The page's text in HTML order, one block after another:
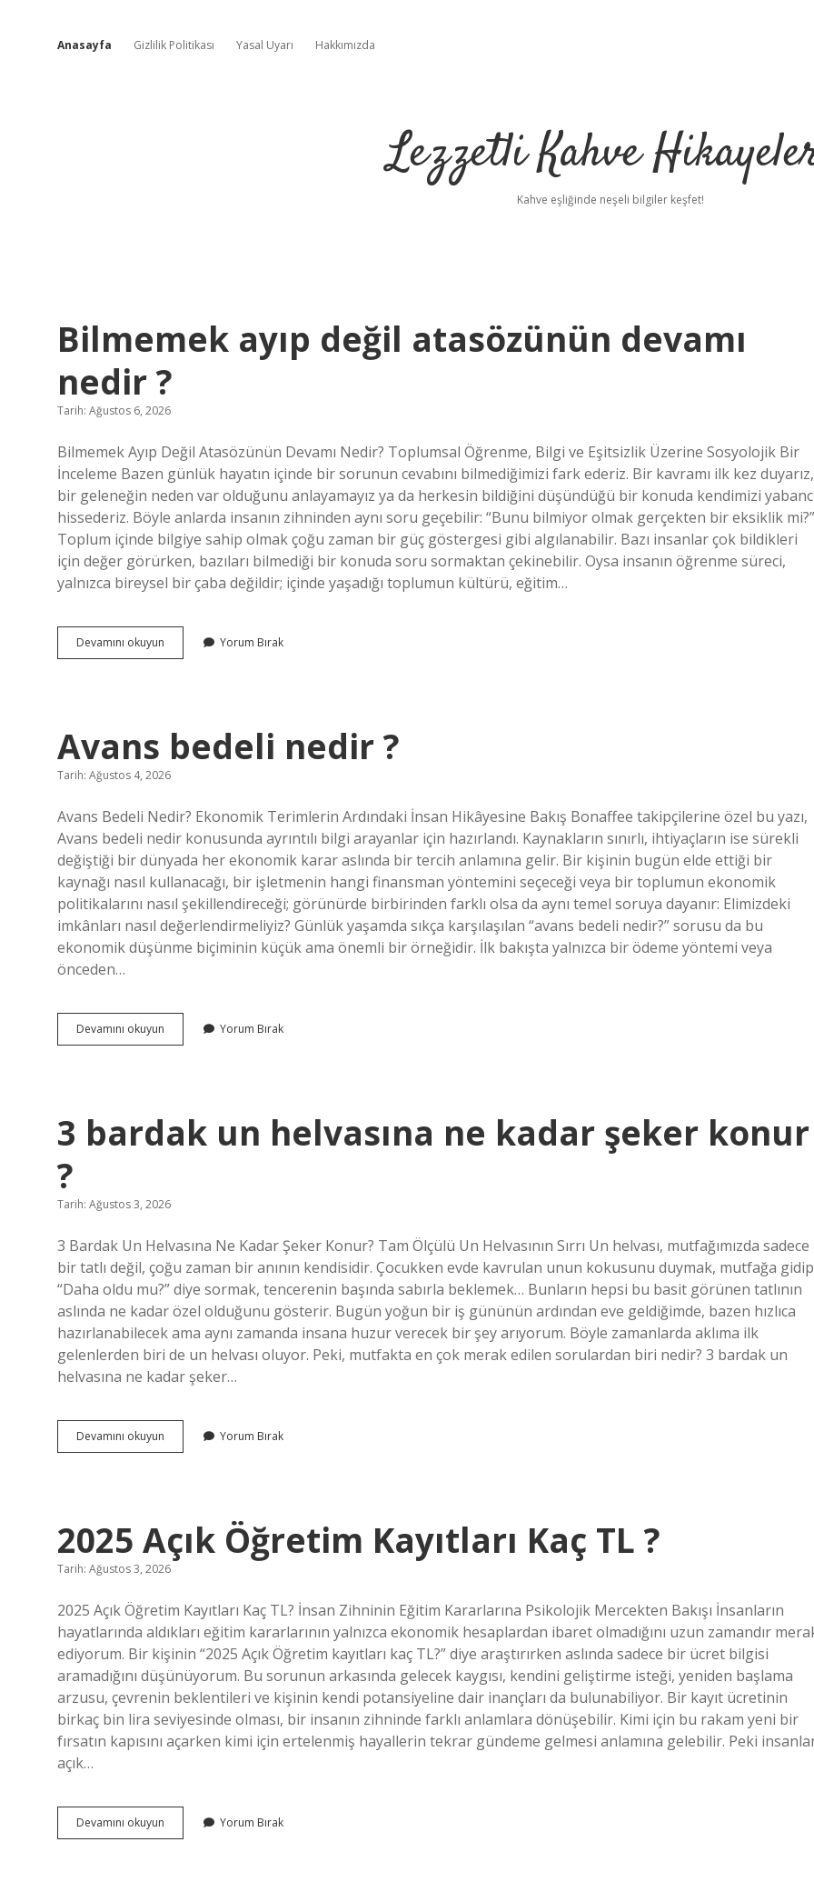
Anasayfa Gizlilik Politikası Yasal Uyarı Hakkımızda
Lezzetli Kahve
Kahve eşliğinde neşeli bilgiler keşfet!
Lezzetli
Kahve
Hikayeleri
Yazılar
Bilmemek ayıp değil atasözünün devamı
nedir ?
Tarih: Ağustos 6, 2026
Bilmemek Ayıp Değil Atasözünün Devamı Nedir? Toplumsal Öğrenme, Bilgi ve Eşitsizlik Üzerine Sosyolojik Bir
İnceleme Bazen günlük hayatın içinde bir sorunun cevabını bilmediğimizi fark ederiz. Bir kavramı ilk kez duyarız,
bir geleneğin neden var olduğunu anlayamayız ya da herkesin bildiğini düşündüğü bir konuda kendimizi
hissederiz. Böyle anlarda insanın zihninden aynı soru geçebilir: “Bunu bilmiyor olmak gerçekten bir eksiklik mi?”
Toplum içinde bilgiye sahip olmak çoğu zaman bir güç göstergesi gibi algılanabilir. Bazı insanlar çok bildikleri
için değer görürken, bazıları bilmediği bir konuda soru sormaktan çekinebilir. Oysa insanın öğrenme süreci,
yalnızca bireysel bir çaba değildir; içinde yaşadığı toplumun kültürü, eğitim…
Devamını okuyun Bilmemek
ayıp
Yorum Bırak
Avans bedeli nedir ?
Tarih: Ağustos 4, 2026
Avans Bedeli Nedir? Ekonomik Terimlerin Ardındaki İnsan Hikâyesine Bakış Bonaffee takipçilerine özel bu yazı,
Avans bedeli nedir konusunda ayrıntılı bilgi arayanlar için hazırlandı. Kaynakların sınırlı, ihtiyaçların ise sürekli
değiştiği bir dünyada her ekonomik karar aslında bir tercih anlamına gelir. Bir kişinin bugün elde ettiği bir
kaynağı nasıl kullanacağı, bir işletmenin hangi finansman yöntemini seçeceği veya bir toplumun ekonomik
politikalarını nasıl şekillendireceği; görünürde birbirinden farklı olsa da aynı temel soruya dayanır: Elimizdeki
imkânları nasıl değerlendirmeliyiz? Günlük yaşamda sıkça karşılaşılan “avans bedeli nedir?” sorusu da bu
ekonomik düşünme biçiminin küçük ama önemli bir örneğidir. İlk bakışta yalnızca bir ödeme yöntemi veya
önceden…
Devamını okuyun
bedeli
Yorum Bırak
3 bardak un helvasına ne kadar şeker konur
?
Tarih: Ağustos 3, 2026
3 Bardak Un Helvasına Ne Kadar Şeker Konur? Tam Ölçülü Un Helvasının Sırrı Un helvası, mutfağımızda sadece
bir tatlı değil, çoğu zaman bir anının kendisidir. Çocukken evde kavrulan unun kokusunu duymak, mutfağa gidip
“Daha oldu mu?” diye sormak, tencerenin başında sabırla beklemek… Bunların hepsi bu basit görünen tatlının
aslında ne kadar özel olduğunu gösterir. Bugün yoğun bir iş gününün ardından eve geldiğimde, bazen hızlıca
hazırlanabilecek ama aynı zamanda insana huzur verecek bir şey arıyorum. Böyle zamanlarda aklıma ilk
gelenlerden biri de un helvası oluyor. Peki, mutfakta en çok merak edilen sorulardan biri nedir? 3 bardak un
helvasına ne kadar şeker…
Devamını okuyun
bardak
şeker
konur
?
Yorum Bırak
2025 Açık Öğretim Kayıtları Kaç TL ?
Tarih: Ağustos 3, 2026
2025 Açık Öğretim Kayıtları Kaç TL? İnsan Zihninin Eğitim Kararlarına Psikolojik Mercekten Bakışı İnsanların
hayatlarında aldıkları eğitim kararlarının yalnızca ekonomik hesaplardan ibaret olmadığını uzun zamandır
ediyorum. Bir kişinin “2025 Açık Öğretim kayıtları kaç TL?” diye araştırırken aslında sadece bir ücret bilgisi
aramadığını düşünüyorum. Bu sorunun arkasında gelecek kaygısı, kendini geliştirme isteği, yeniden başlama
arzusu, çevrenin beklentileri ve kişinin kendi potansiyeline dair inançları da bulunabiliyor. Bir kayıt ücretinin
birkaç bin lira seviyesinde olması, bir insanın zihninde farklı anlamlara dönüşebilir. Kimi için bu rakam yeni bir
fırsatın kapısını açarken kimi için ertelenmiş hayallerin tekrar gündeme gelmesi anlamına gelebilir. Peki
açık…
Devamını okuyun
Açık
Yorum Bırak